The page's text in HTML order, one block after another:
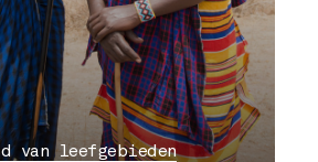
van leefgebieden